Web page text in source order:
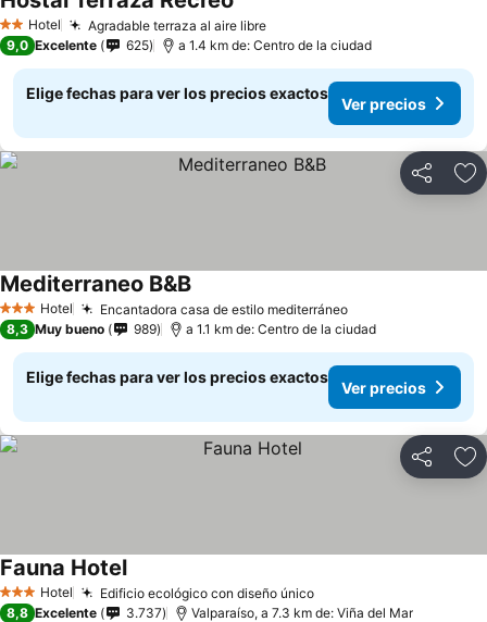
2 Estrellas
Hotel Agradable terraza al aire libreVer precios
9,0 Excelente 625 a 1.4 km de: Centro de la ciudad
Elige fechas para ver los precios exactos
Ver precios
Compartir
3 Estrellas
Hotel Encantadora casa de estilo mediterráneoVer precios
Mediterraneo B&BVer precios
8,3 Muy bueno 989 a 1.1 km de: Centro de la ciudad
Elige fechas para ver los precios exactos
Ver precios
Compartir
3 Estrellas
Hotel Edificio ecológico con diseño únicoVer precios
Fauna HotelVer precios
8,8 Excelente 3.737 Valparaíso, a 7.3 km de: Viña del Mar